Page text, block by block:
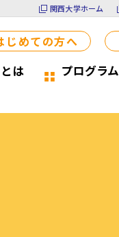
関西大学ホーム
じめての方へ
は
プログラム